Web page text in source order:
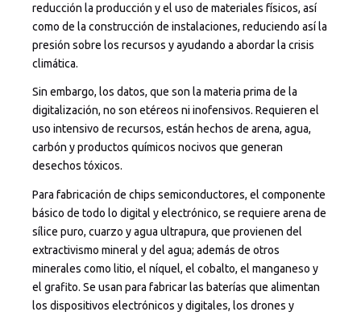
reducción la producción y el uso de materiales físicos, así
como de la construcción de instalaciones, reduciendo así la
presión sobre los recursos y ayudando a abordar la crisis
climática.
Sin embargo, los datos, que son la materia prima de la
digitalización, no son etéreos ni inofensivos. Requieren el
uso intensivo de recursos, están hechos de arena, agua,
carbón y productos químicos nocivos que generan
desechos tóxicos.
Para fabricación de chips semiconductores, el componente
básico de todo lo digital y electrónico, se requiere arena de
sílice puro, cuarzo y agua ultrapura, que provienen del
extractivismo mineral y del agua; además de otros
minerales como litio, el níquel, el cobalto, el manganeso y
el grafito. Se usan para fabricar las baterías que alimentan
los dispositivos electrónicos y digitales, los drones y